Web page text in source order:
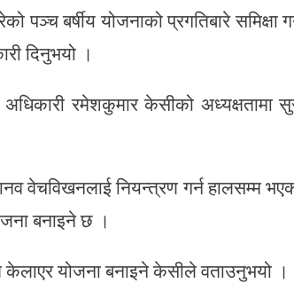
पञ्च बर्षीय योजनाको प्रगतिबारे समिक्षा
दिनुभयो ।
रमेशकुमार केसीको अध्यक्षतामा
वेचविखनलाई नियन्त्रण गर्न हालसम्म
बनाइने छ ।
योजना बनाइने केसीले वताउनुभयो ।